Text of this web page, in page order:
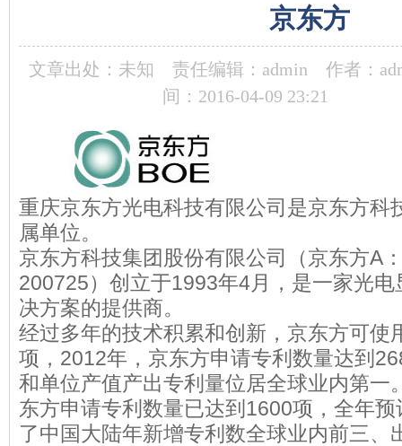
京东方
文章出处：未知 责任编辑：admin
作者：
间：2016-04-09 23:21
重庆京东方光电科技有限公司是京东方科
属单位。
京东方科技集团股份有限公司（京东方A
200725）创立于1993年4月，是一家光
决方案的提供商。
经过多年的技术积累和创新，京东方可使
项，2012年，京东方申请专利数量达到
和单位产值产出专利量位居全球业内第一
东方申请专利数量已达到1600项，全年
了中国大陆年新增专利数全球业内前三、